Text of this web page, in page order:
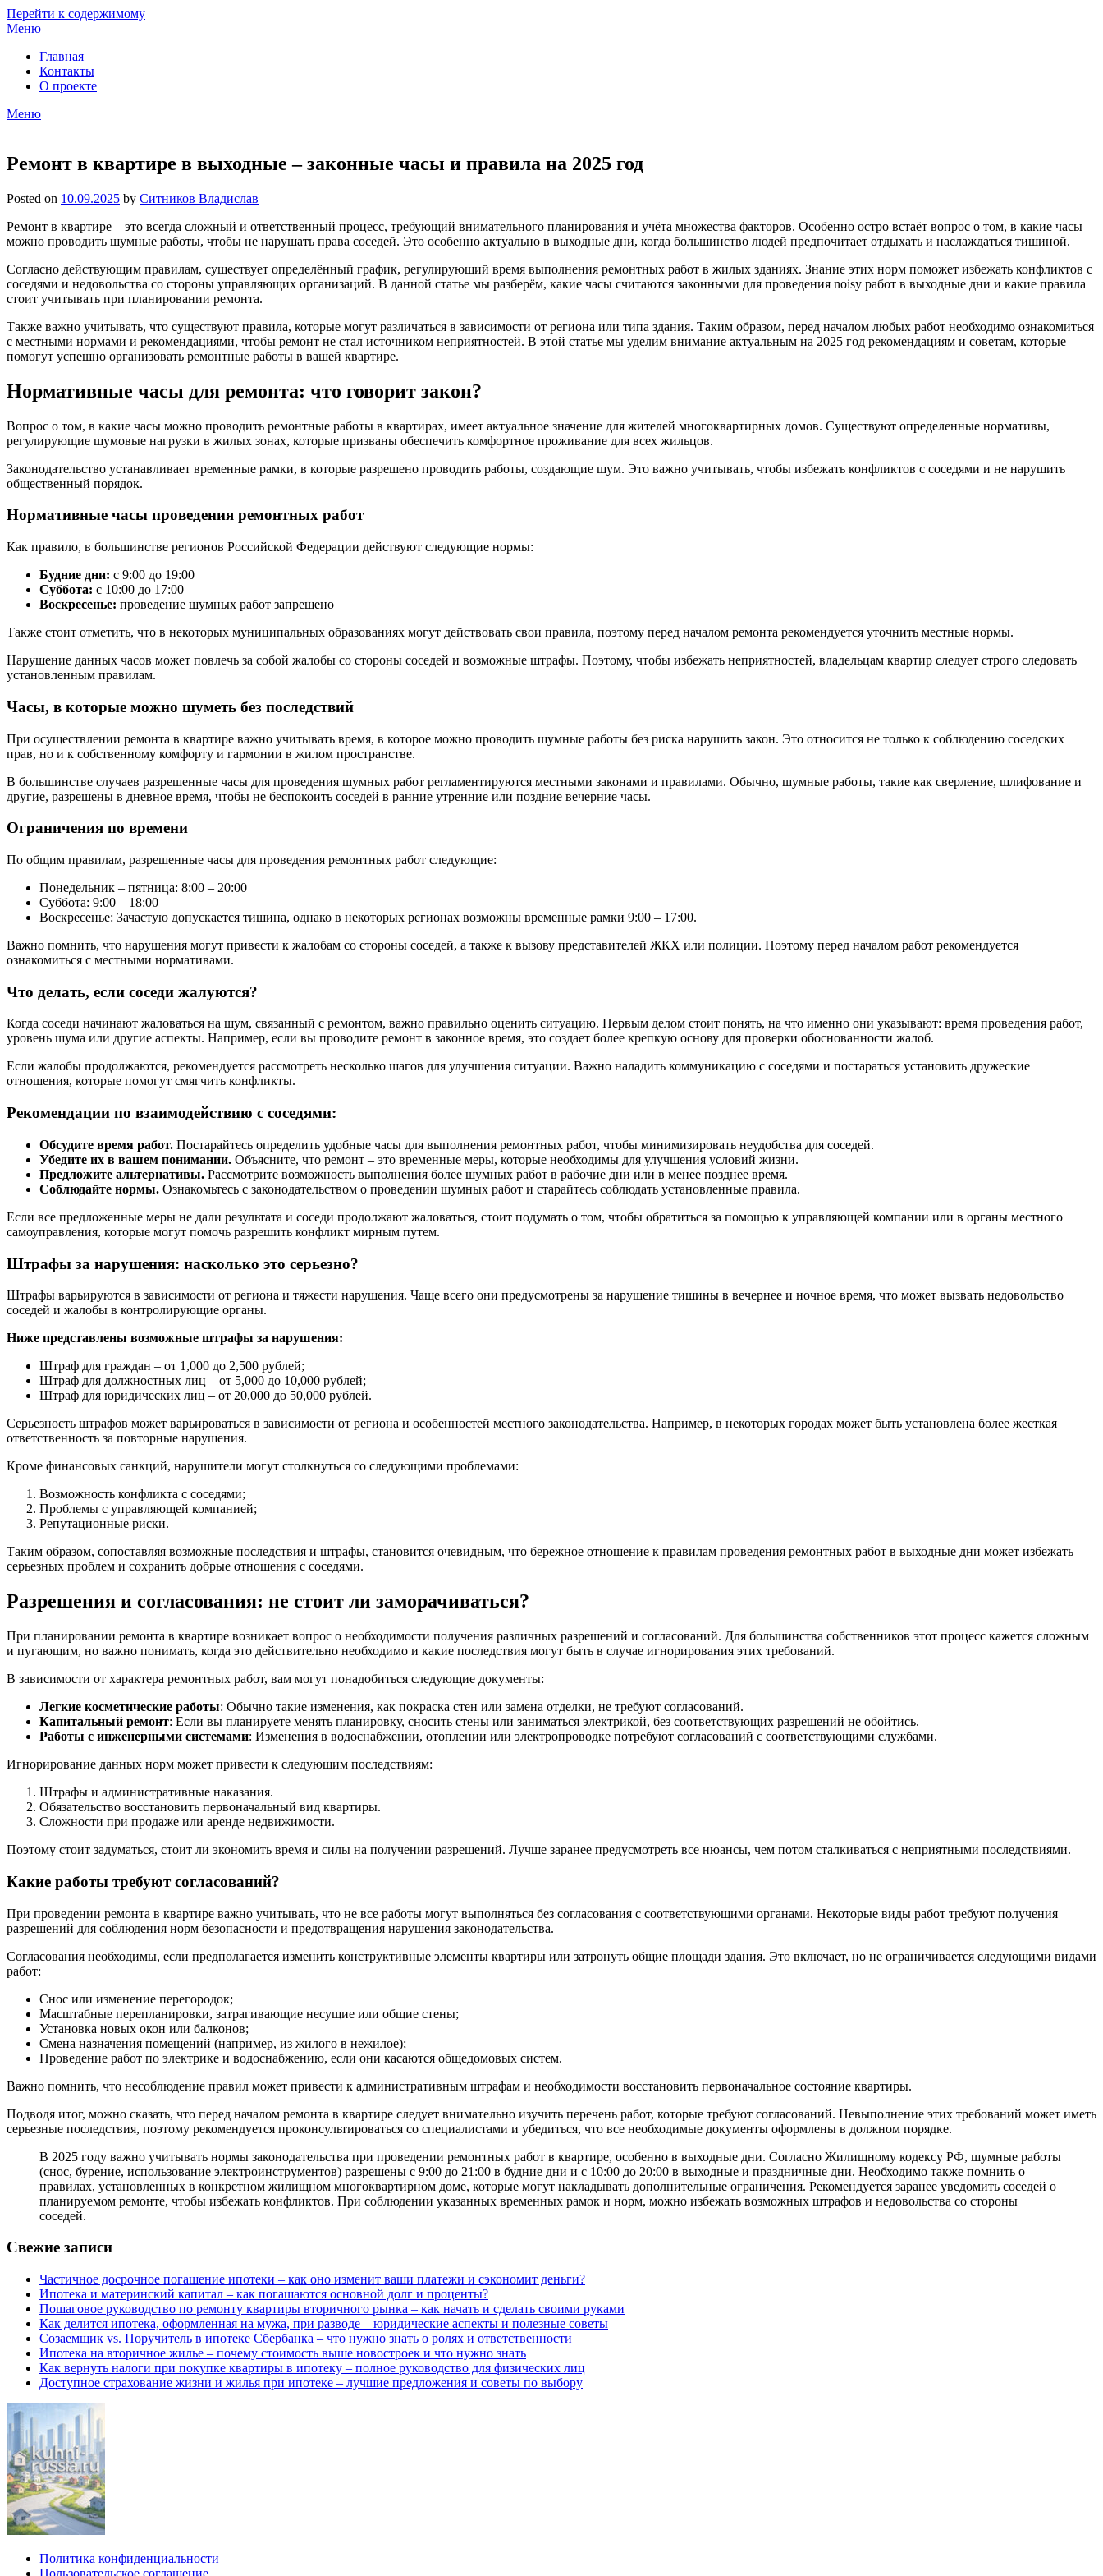
Перейти к содержимому
Меню
Главная
Контакты
О проекте
Меню
Ремонт в квартире в выходные – законные часы и правила на 2025 год
Posted on 10.09.2025 by Ситников Владислав
Ремонт в квартире – это всегда сложный и ответственный процесс, требующий внимательного планирования и учёта множества факторов. Особенно остро встаёт вопрос о том, в какие часы
можно проводить шумные работы, чтобы не нарушать права соседей. Это особенно актуально в выходные дни, когда большинство людей предпочитает отдыхать и наслаждаться тишиной.
Согласно действующим правилам, существует определённый график, регулирующий время выполнения ремонтных работ в жилых зданиях. Знание этих норм поможет избежать конфликтов с
соседями и недовольства со стороны управляющих организаций. В данной статье мы разберём, какие часы считаются законными для проведения noisy работ в выходные дни и какие правила
стоит учитывать при планировании ремонта.
Также важно учитывать, что существуют правила, которые могут различаться в зависимости от региона или типа здания. Таким образом, перед началом любых работ необходимо ознакомиться
с местными нормами и рекомендациями, чтобы ремонт не стал источником неприятностей. В этой статье мы уделим внимание актуальным на 2025 год рекомендациям и советам, которые
помогут успешно организовать ремонтные работы в вашей квартире.
Нормативные часы для ремонта: что говорит закон?
Вопрос о том, в какие часы можно проводить ремонтные работы в квартирах, имеет актуальное значение для жителей многоквартирных домов. Существуют определенные нормативы,
регулирующие шумовые нагрузки в жилых зонах, которые призваны обеспечить комфортное проживание для всех жильцов.
Законодательство устанавливает временные рамки, в которые разрешено проводить работы, создающие шум. Это важно учитывать, чтобы избежать конфликтов с соседями и не нарушить
общественный порядок.
Нормативные часы проведения ремонтных работ
Как правило, в большинстве регионов Российской Федерации действуют следующие нормы:
Будние дни: с 9:00 до 19:00
Суббота: с 10:00 до 17:00
Воскресенье: проведение шумных работ запрещено
Также стоит отметить, что в некоторых муниципальных образованиях могут действовать свои правила, поэтому перед началом ремонта рекомендуется уточнить местные нормы.
Нарушение данных часов может повлечь за собой жалобы со стороны соседей и возможные штрафы. Поэтому, чтобы избежать неприятностей, владельцам квартир следует строго следовать
установленным правилам.
Часы, в которые можно шуметь без последствий
При осуществлении ремонта в квартире важно учитывать время, в которое можно проводить шумные работы без риска нарушить закон. Это относится не только к соблюдению соседских
прав, но и к собственному комфорту и гармонии в жилом пространстве.
В большинстве случаев разрешенные часы для проведения шумных работ регламентируются местными законами и правилами. Обычно, шумные работы, такие как сверление, шлифование и
другие, разрешены в дневное время, чтобы не беспокоить соседей в ранние утренние или поздние вечерние часы.
Ограничения по времени
По общим правилам, разрешенные часы для проведения ремонтных работ следующие:
Понедельник – пятница: 8:00 – 20:00
Суббота: 9:00 – 18:00
Воскресенье: Зачастую допускается тишина, однако в некоторых регионах возможны временные рамки 9:00 – 17:00.
Важно помнить, что нарушения могут привести к жалобам со стороны соседей, а также к вызову представителей ЖКХ или полиции. Поэтому перед началом работ рекомендуется
ознакомиться с местными нормативами.
Что делать, если соседи жалуются?
Когда соседи начинают жаловаться на шум, связанный с ремонтом, важно правильно оценить ситуацию. Первым делом стоит понять, на что именно они указывают: время проведения работ,
уровень шума или другие аспекты. Например, если вы проводите ремонт в законное время, это создает более крепкую основу для проверки обоснованности жалоб.
Если жалобы продолжаются, рекомендуется рассмотреть несколько шагов для улучшения ситуации. Важно наладить коммуникацию с соседями и постараться установить дружеские
отношения, которые помогут смягчить конфликты.
Рекомендации по взаимодействию с соседями:
Обсудите время работ. Постарайтесь определить удобные часы для выполнения ремонтных работ, чтобы минимизировать неудобства для соседей.
Убедите их в вашем понимании. Объясните, что ремонт – это временные меры, которые необходимы для улучшения условий жизни.
Предложите альтернативы. Рассмотрите возможность выполнения более шумных работ в рабочие дни или в менее позднее время.
Соблюдайте нормы. Ознакомьтесь с законодательством о проведении шумных работ и старайтесь соблюдать установленные правила.
Если все предложенные меры не дали результата и соседи продолжают жаловаться, стоит подумать о том, чтобы обратиться за помощью к управляющей компании или в органы местного
самоуправления, которые могут помочь разрешить конфликт мирным путем.
Штрафы за нарушения: насколько это серьезно?
Штрафы варьируются в зависимости от региона и тяжести нарушения. Чаще всего они предусмотрены за нарушение тишины в вечернее и ночное время, что может вызвать недовольство
соседей и жалобы в контролирующие органы.
Ниже представлены возможные штрафы за нарушения:
Штраф для граждан – от 1,000 до 2,500 рублей;
Штраф для должностных лиц – от 5,000 до 10,000 рублей;
Штраф для юридических лиц – от 20,000 до 50,000 рублей.
Серьезность штрафов может варьироваться в зависимости от региона и особенностей местного законодательства. Например, в некоторых городах может быть установлена более жесткая
ответственность за повторные нарушения.
Кроме финансовых санкций, нарушители могут столкнуться со следующими проблемами:
Возможность конфликта с соседями;
Проблемы с управляющей компанией;
Репутационные риски.
Таким образом, сопоставляя возможные последствия и штрафы, становится очевидным, что бережное отношение к правилам проведения ремонтных работ в выходные дни может избежать
серьезных проблем и сохранить добрые отношения с соседями.
Разрешения и согласования: не стоит ли заморачиваться?
При планировании ремонта в квартире возникает вопрос о необходимости получения различных разрешений и согласований. Для большинства собственников этот процесс кажется сложным
и пугающим, но важно понимать, когда это действительно необходимо и какие последствия могут быть в случае игнорирования этих требований.
В зависимости от характера ремонтных работ, вам могут понадобиться следующие документы:
Легкие косметические работы: Обычно такие изменения, как покраска стен или замена отделки, не требуют согласований.
Капитальный ремонт: Если вы планируете менять планировку, сносить стены или заниматься электрикой, без соответствующих разрешений не обойтись.
Работы с инженерными системами: Изменения в водоснабжении, отоплении или электропроводке потребуют согласований с соответствующими службами.
Игнорирование данных норм может привести к следующим последствиям:
Штрафы и административные наказания.
Обязательство восстановить первоначальный вид квартиры.
Сложности при продаже или аренде недвижимости.
Поэтому стоит задуматься, стоит ли экономить время и силы на получении разрешений. Лучше заранее предусмотреть все нюансы, чем потом сталкиваться с неприятными последствиями.
Какие работы требуют согласований?
При проведении ремонта в квартире важно учитывать, что не все работы могут выполняться без согласования с соответствующими органами. Некоторые виды работ требуют получения
разрешений для соблюдения норм безопасности и предотвращения нарушения законодательства.
Согласования необходимы, если предполагается изменить конструктивные элементы квартиры или затронуть общие площади здания. Это включает, но не ограничивается следующими видами
работ:
Снос или изменение перегородок;
Масштабные перепланировки, затрагивающие несущие или общие стены;
Установка новых окон или балконов;
Смена назначения помещений (например, из жилого в нежилое);
Проведение работ по электрике и водоснабжению, если они касаются общедомовых систем.
Важно помнить, что несоблюдение правил может привести к административным штрафам и необходимости восстановить первоначальное состояние квартиры.
Подводя итог, можно сказать, что перед началом ремонта в квартире следует внимательно изучить перечень работ, которые требуют согласований. Невыполнение этих требований может иметь
серьезные последствия, поэтому рекомендуется проконсультироваться со специалистами и убедиться, что все необходимые документы оформлены в должном порядке.
В 2025 году важно учитывать нормы законодательства при проведении ремонтных работ в квартире, особенно в выходные дни. Согласно Жилищному кодексу РФ, шумные работы
(снос, бурение, использование электроинструментов) разрешены с 9:00 до 21:00 в будние дни и с 10:00 до 20:00 в выходные и праздничные дни. Необходимо также помнить о
правилах, установленных в конкретном жилищном многоквартирном доме, которые могут накладывать дополнительные ограничения. Рекомендуется заранее уведомить соседей о
планируемом ремонте, чтобы избежать конфликтов. При соблюдении указанных временных рамок и норм, можно избежать возможных штрафов и недовольства со стороны
соседей.
Свежие записи
Частичное досрочное погашение ипотеки – как оно изменит ваши платежи и сэкономит деньги?
Ипотека и материнский капитал – как погашаются основной долг и проценты?
Пошаговое руководство по ремонту квартиры вторичного рынка – как начать и сделать своими руками
Как делится ипотека, оформленная на мужа, при разводе – юридические аспекты и полезные советы
Созаемщик vs. Поручитель в ипотеке Сбербанка – что нужно знать о ролях и ответственности
Ипотека на вторичное жилье – почему стоимость выше новостроек и что нужно знать
Как вернуть налоги при покупке квартиры в ипотеку – полное руководство для физических лиц
Доступное страхование жизни и жилья при ипотеке – лучшие предложения и советы по выбору
Политика конфиденциальности
Пользовательское соглашение